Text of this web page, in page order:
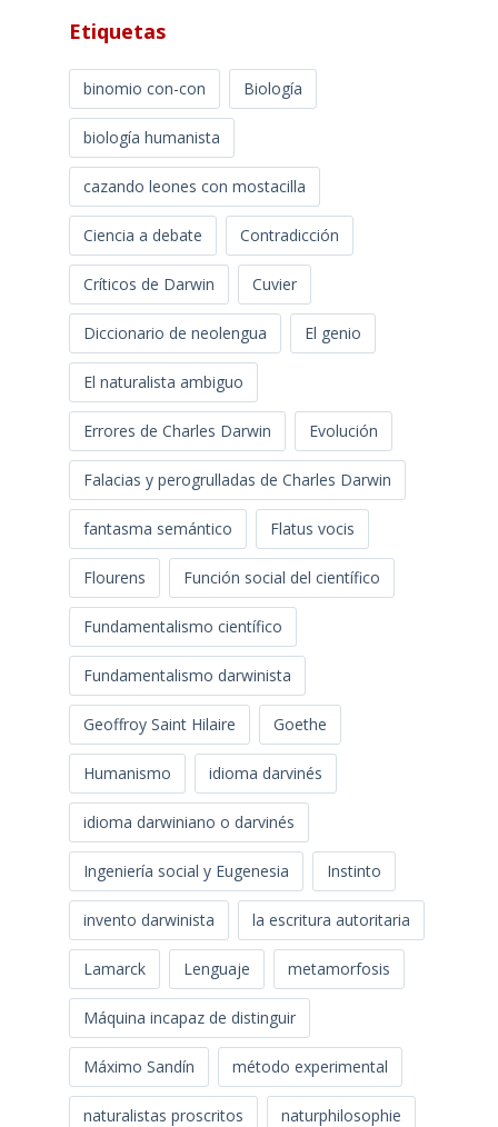
Etiquetas
binomio con-con Biología
biología humanista
cazando leones con mostacilla
Ciencia a debate Contradicción
Críticos de Darwin Cuvier
Diccionario de neolengua El genio
El naturalista ambiguo
Errores de Charles Darwin Evolución
Falacias y perogrulladas de Charles Darwin
fantasma semántico Flatus vocis
Flourens Función social del científico
Fundamentalismo científico
Fundamentalismo darwinista
Geoffroy Saint Hilaire Goethe
Humanismo idioma darvinés
idioma darwiniano o darvinés
Ingeniería social y Eugenesia Instinto
invento darwinista la escritura autoritaria
Lamarck Lenguaje metamorfosis
Máquina incapaz de distinguir
Máximo Sandín método experimental
naturalistas proscritos naturphilosophie